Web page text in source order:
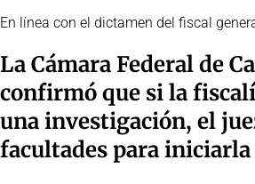
En línea con el dictamen del fiscal
La Cámara Federal de
confirmó que si la
una investigación, el
facultades para